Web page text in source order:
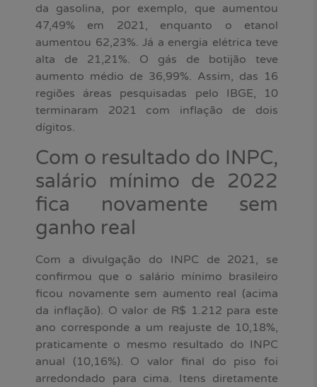
da gasolina, por exemplo, que aumentou
47,49% em 2021, enquanto o etanol
aumentou 62,23%. Já a energia elétrica teve
alta de 21,21%. O gás de botijão teve
aumento médio de 36,99%. Assim, das 16
regiões áreas pesquisadas pelo IBGE, 10
terminaram 2021 com inflação de dois
dígitos.
Com o resultado do INPC,
salário mínimo de 2022
fica novamente sem
ganho real
Com a divulgação do INPC de 2021, se
confirmou que o salário mínimo brasileiro
ficou novamente sem aumento real (acima
da inflação). O valor de R$ 1.212 para este
ano corresponde a um reajuste de 10,18%,
praticamente o mesmo resultado do INPC
anual (10,16%). O valor final do piso foi
arredondado para cima. Itens diretamente